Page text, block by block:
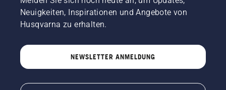
Neuigkeiten, Inspirationen und Angebote von
Husqvarna zu erhalten.
NEWSLETTER ANMELDUNG